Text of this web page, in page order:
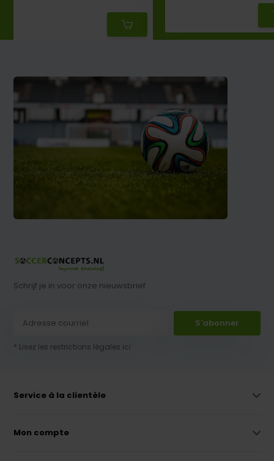
Schrijf je in voor onze nieuwsbrief
S'abonner
* Lisez les restrictions légales ici
Service à la clientèle
Mon compte